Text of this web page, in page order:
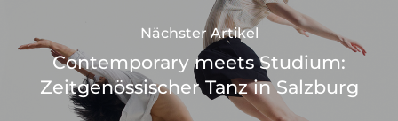
Nächster Artikel
Contemporary meets Studium:
Zeitgenössischer Tanz in Salzburg